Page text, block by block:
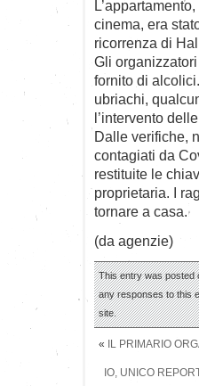
cinema, era
ricorrenza di
Gli
fornito di
ubriachi,
l’intervento
Dalle verifiche,
contagiati da
restituite le
proprietaria. I
tornare a casa.
(da agenzie)
This entry was posted
any responses to this
site.
« IL PRIMARIO
IO, UNICO